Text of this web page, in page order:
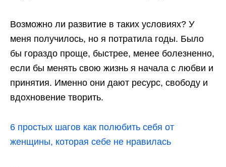
Возможно ли развитие в таких условиях? У
меня получилось, но я потратила годы. Было
бы гораздо проще, быстрее, менее болезненно,
если бы менять свою жизнь я начала с любви и
принятия. Именно они дают ресурс, свободу и
вдохновение творить.
6 простых шагов как полюбить себя от
женщины, которая себе не нравилась